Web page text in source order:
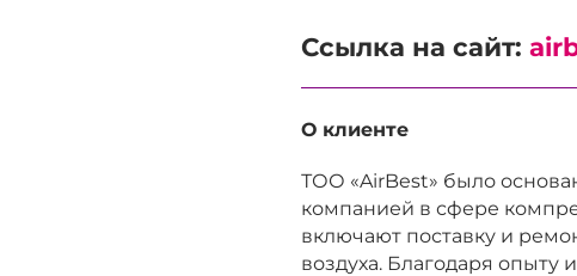
Ссылка на сайт:
О клиенте
ТОО «AirBest» было
компанией в сфере
включают поставку и
воздуха. Благодаря опыту